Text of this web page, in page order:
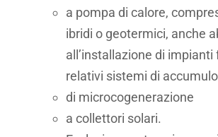
a pompa di calore,
ibridi o geotermici, anche
all’installazione di
relativi sistemi di accumulo
di microcogenerazione
a collettori solari.